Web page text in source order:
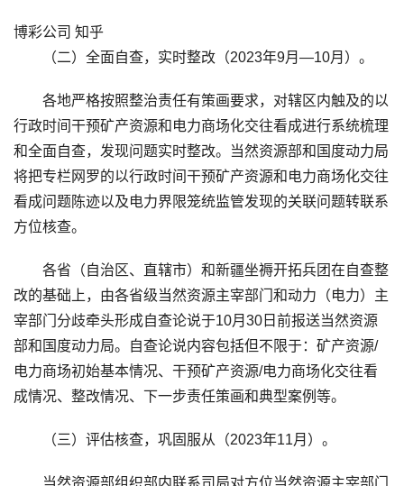
博彩公司 知乎
（二）全面自查，实时整改（2023年9月—10月）。
各地严格按照整治责任有策画要求，对辖区内触及的以
行政时间干预矿产资源和电力商场化交往看成进行系统梳理
和全面自查，发现问题实时整改。当然资源部和国度动力局
将把专栏网罗的以行政时间干预矿产资源和电力商场化交往
看成问题陈迹以及电力界限笼统监管发现的关联问题转联系
方位核查。
各省（自治区、直辖市）和新疆坐褥开拓兵团在自查整
改的基础上，由各省级当然资源主宰部门和动力（电力）主
宰部门分歧牵头形成自查论说于10月30日前报送当然资源
部和国度动力局。自查论说内容包括但不限于：矿产资源/
电力商场初始基本情况、干预矿产资源/电力商场化交往看
成情况、整改情况、下一步责任策画和典型案例等。
（三）评估核查，巩固服从（2023年11月）。
当然资源部组织部内联系司局对方位当然资源主宰部门